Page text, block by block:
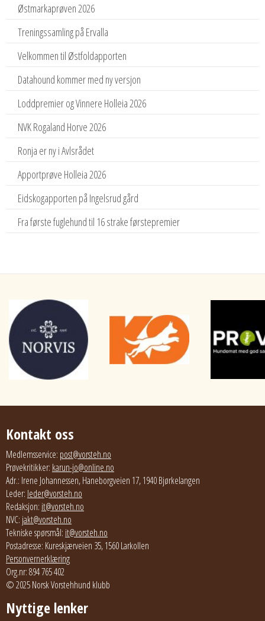
Østmarkaprøven 2026
Treningssamling på Ervalla
Velkommen til Østfoldapporten
Datahound kommer med ny versjon
Loddpremier og Vinnere Holleia 2026
NVK Rogaland Horve 2026
Ronja er ny i Avlsrådet
Apportprøve Holleia 2026
Eidskogapporten på Ingelsrud gård
Fra første fuglehund til 16 strake førstepremier
Kontakt oss
Medlemsservice: post@vorsteh.no
Prøvekritikker: karun-jo@online.no
Adr.: Irene Johannessen, Haneborgveien 17, 1940 Bjørkelangen
Leder: leder@vorsteh.no
Redaksjon: it@vorsteh.no
NVC: jakt@vorsteh.no
Tekniske spørsmål: it@vorsteh.no
Postadresse: Kureskjærveien 35, 1560 Larkollen
Personvernerklæring
Org.nr: 894 765 402
© 2025 Norsk Vorstehhund klubb
Nyttige lenker